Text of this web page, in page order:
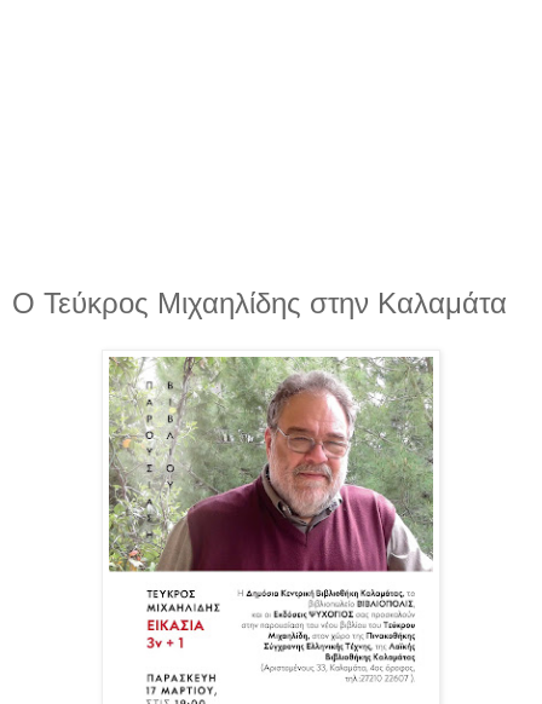
Ο Τεύκρος Μιχαηλίδης στην Καλαμάτα